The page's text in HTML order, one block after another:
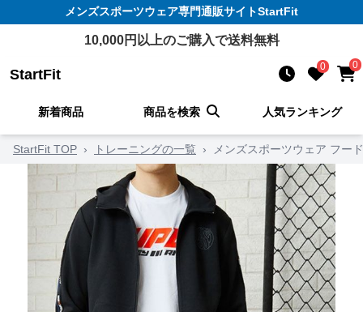
メンズスポーツウェア専門通販サイトStartFit
10,000円以上のご購入で送料無料
StartFit 0 0
新着商品 商品を検索 人気ランキング
StartFit TOP › トレーニングの一覧 › メンズスポーツウェア フー